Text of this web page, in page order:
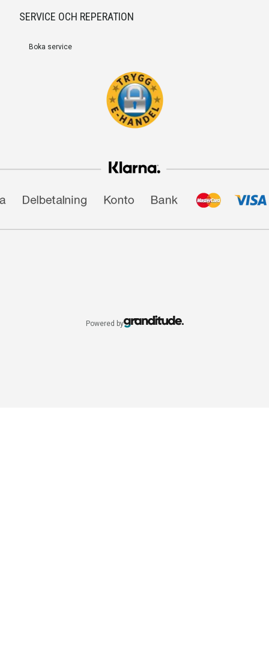
SERVICE OCH REPERATION
Boka service
Powered by